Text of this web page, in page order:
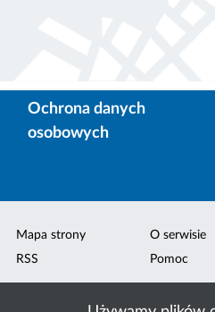
Ochrona danych
osobowych
Mapa strony
RSS
O serwisie
Pomoc